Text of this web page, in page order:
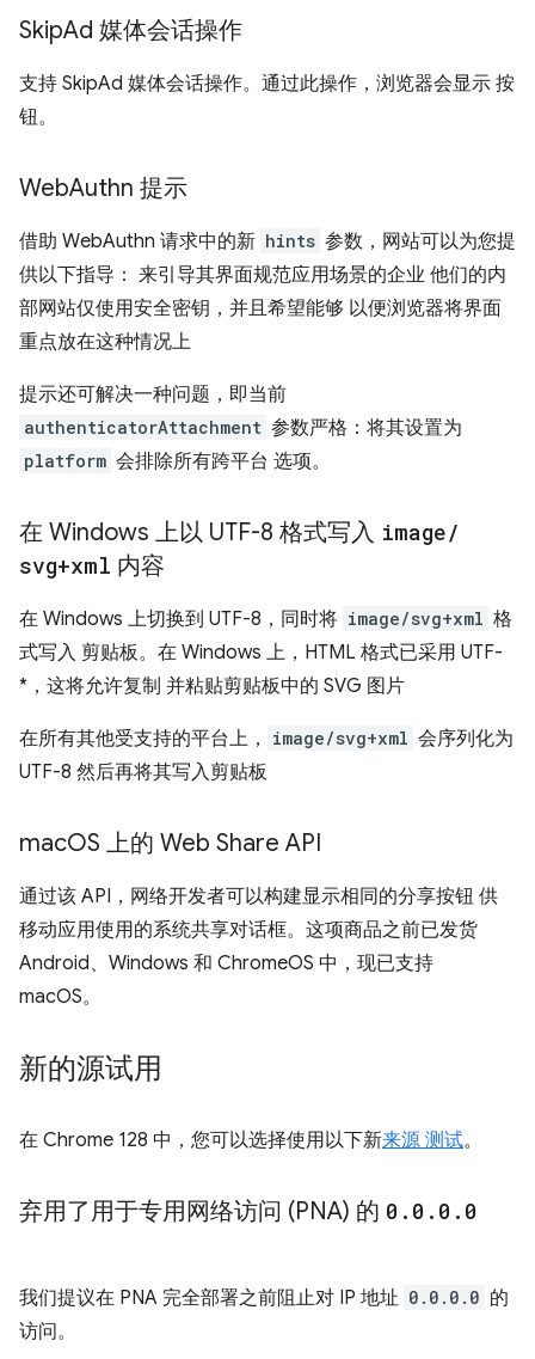
SkipAd 媒体会话操作
支持 SkipAd 媒体会话操作。通过此操作，浏览器会显示 按
钮。
WebAuthn 提示
借助 WebAuthn 请求中的新 hints 参数，网站可以为您提
供以下指导： 来引导其界面规范应用场景的企业 他们的内
部网站仅使用安全密钥，并且希望能够 以便浏览器将界面
重点放在这种情况上
提示还可解决一种问题，即当前
authenticatorAttachment 参数严格：将其设置为
platform 会排除所有跨平台 选项。
在 Windows 上以 UTF-8 格式写入 image/
svg+xml 内容
在 Windows 上切换到 UTF-8，同时将 image/svg+xml 格
式写入 剪贴板。在 Windows 上，HTML 格式已采用 UTF-
*，这将允许复制 并粘贴剪贴板中的 SVG 图片
在所有其他受支持的平台上， image/svg+xml 会序列化为
UTF-8 然后再将其写入剪贴板
macOS 上的 Web Share API
通过该 API，网络开发者可以构建显示相同的分享按钮 供
移动应用使用的系统共享对话框。这项商品之前已发货
Android、Windows 和 ChromeOS 中，现已支持
macOS。
新的源试用
在 Chrome 128 中，您可以选择使用以下新来源 测试。
弃用了用于专用网络访问 (PNA) 的 0 . 0 . 0 . 0
我们提议在 PNA 完全部署之前阻止对 IP 地址 0.0.0.0 的
访问。